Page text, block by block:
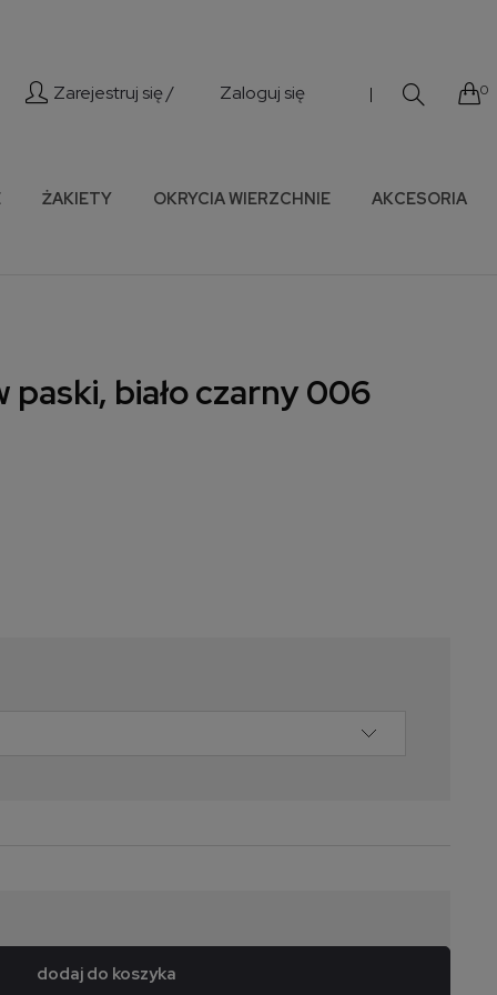
Zarejestruj się / Zaloguj się | 0
ŻAKIETY OKRYCIA WIERZCHNIE AKCESORIA
paski, biało czarny 006
dodaj do koszyka